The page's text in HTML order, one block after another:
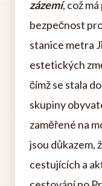
zázemí, což
bezpečnost
stanice metra
estetických
čímž se stala
skupiny
zaměřené na
jsou důkazem,
cestujících a